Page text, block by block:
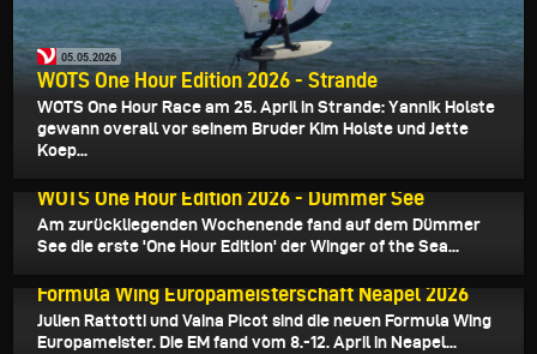
05.05.2026
WOTS One Hour Edition 2026 - Strande
WOTS One Hour Race am 25. April in Strande: Yannik Holste
gewann overall vor seinem Bruder Kim Holste und Jette
Koep...
WOTS One Hour Edition 2026 - Dümmer See
Am zurückliegenden Wochenende fand auf dem Dümmer
See die erste 'One Hour Edition' der Winger of the Sea...
Formula Wing Europameisterschaft Neapel 2026
Julien Rattotti und Vaina Picot sind die neuen Formula Wing
Europameister. Die EM fand vom 8.-12. April in Neapel...